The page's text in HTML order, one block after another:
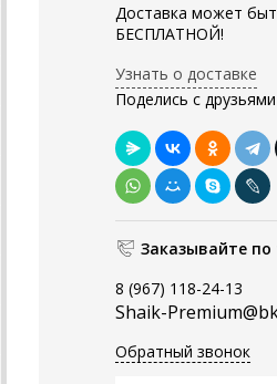
Доставка может
БЕСПЛАТНОЙ!
Узнать о доставке
Поделись с друзьями
Заказывайте по
8 (967) 118-24-13
Shaik-
Обратный звонок